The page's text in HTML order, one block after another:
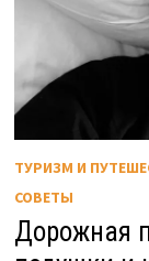
ТУРИЗМ И
СОВЕТЫ
Дорожная